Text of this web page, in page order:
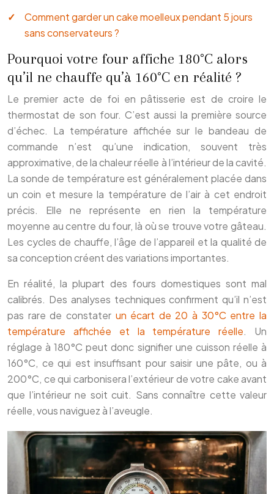
Comment garder un cake moelleux pendant 5 jours
sans conservateurs ?
Pourquoi votre four affiche 180°C alors
qu’il ne chauffe qu’à 160°C en réalité ?
Le premier acte de foi en pâtisserie est de croire le
thermostat de son four. C’est aussi la première source
d’échec. La température affichée sur le bandeau de
commande n’est qu’une indication, souvent très
approximative, de la chaleur réelle à l’intérieur de la cavité.
La sonde de température est généralement placée dans
un coin et mesure la température de l’air à cet endroit
précis. Elle ne représente en rien la température
moyenne au centre du four, là où se trouve votre gâteau.
Les cycles de chauffe, l’âge de l’appareil et la qualité de
sa conception créent des variations importantes.
En réalité, la plupart des fours domestiques sont mal
calibrés. Des analyses techniques confirment qu’il n’est
pas rare de constater un écart de 20 à 30°C entre la
température affichée et la température réelle. Un
réglage à 180°C peut donc signifier une cuisson réelle à
160°C, ce qui est insuffisant pour saisir une pâte, ou à
200°C, ce qui carbonisera l’extérieur de votre cake avant
que l’intérieur ne soit cuit. Sans connaître cette valeur
réelle, vous naviguez à l’aveugle.